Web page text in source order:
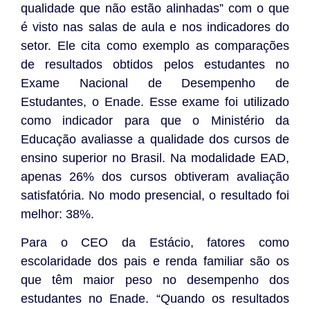
qualidade que não estão alinhadas” com o que
é visto nas salas de aula e nos indicadores do
setor. Ele cita como exemplo as comparações
de resultados obtidos pelos estudantes no
Exame Nacional de Desempenho de
Estudantes, o Enade. Esse exame foi utilizado
como indicador para que o Ministério da
Educação avaliasse a qualidade dos cursos de
ensino superior no Brasil. Na modalidade EAD,
apenas 26% dos cursos obtiveram avaliação
satisfatória. No modo presencial, o resultado foi
melhor: 38%.
Para o CEO da Estácio, fatores como
escolaridade dos pais e renda familiar são os
que têm maior peso no desempenho dos
estudantes no Enade. “Quando os resultados